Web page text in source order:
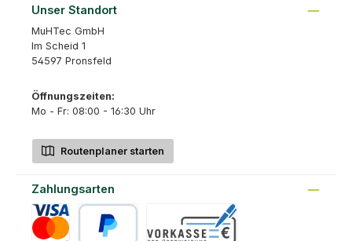
Unser Standort
MuHTec GmbH
Im Scheid 1
54597 Pronsfeld
Öffnungszeiten:
Mo - Fr: 08:00 - 16:30 Uhr
Routenplaner starten
Zahlungsarten